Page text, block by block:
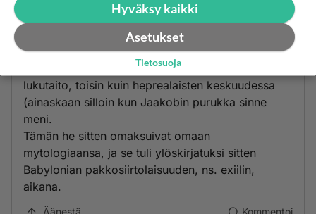
Sopii hyvinkin 2. Moos. kirjaan, sillä egyptistä
palailevat heprealaiset toivat sieltä mukanaan
käsityksen erään jumalan pitämästä elämän
kirjasta. Egyptissä kun jo hallittiin kirjoitus ja
lukutaito, toisin kuin heprealaisten keskuudessa
(ainaskaan silloin kun Jaakobin purukka sinne
meni.
Tämän he sitten omaksuivat omaan
mytologiaansa, ja se tuli ylöskirjatuksi sitten
Babylonian pakkosiirtolaisuuden, ns. exiilin,
aikana.
Äänestä Kommentoi
Hyväksy kaikki
Asetukset
Tietosuoja